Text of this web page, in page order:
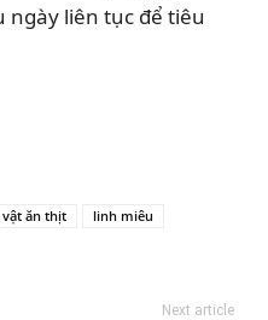
ngày liên tục để tiêu
ăn thịt
linh miêu
Next article